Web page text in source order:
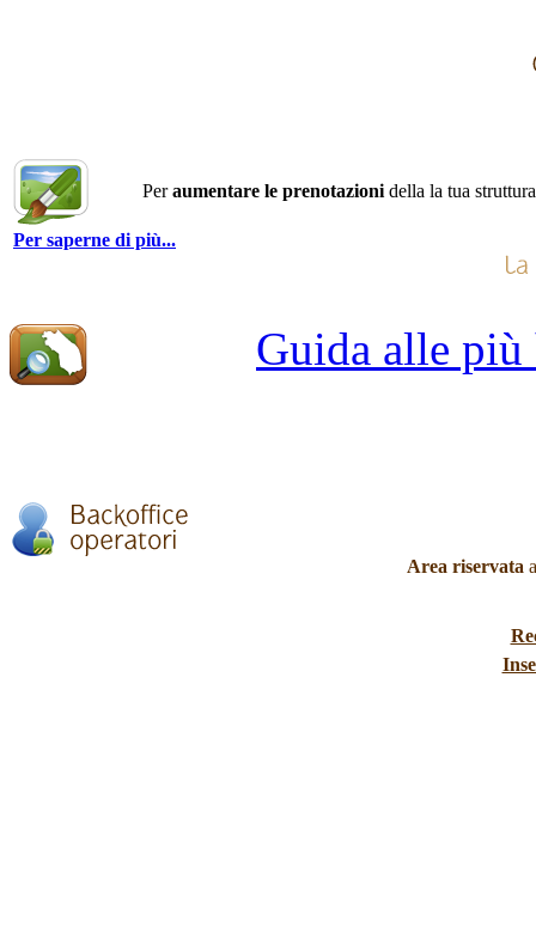
Peraumentare le prenotazioni della la tua
Per saperne di più...
Guida alle più
Area riservata